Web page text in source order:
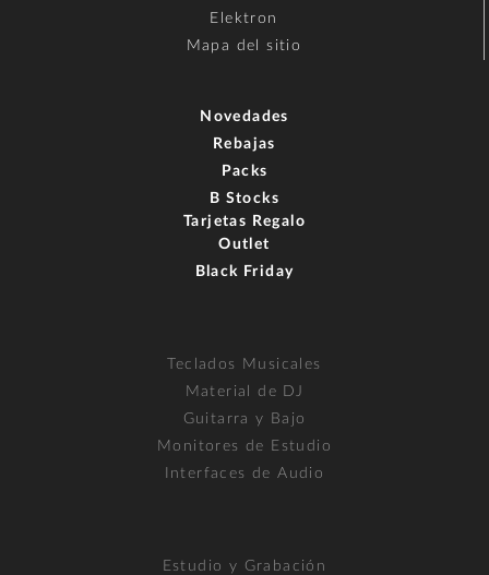
Elektron
Mapa del sitio
Novedades
Rebajas
Packs
B Stocks
Tarjetas Regalo
Outlet
Black Friday
Teclados Musicales
Material de DJ
Guitarra y Bajo
Monitores de Estudio
Interfaces de Audio
Estudio y Grabación